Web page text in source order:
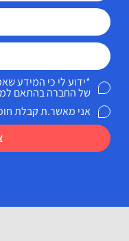
*ידוע לי כי המידע
של החברה בהתאם
אני מאשר.ת קבלת